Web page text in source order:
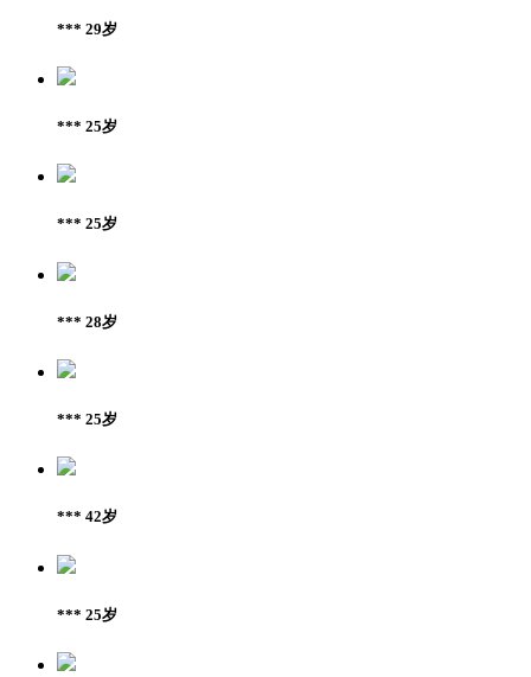
*** 29岁
*** 25岁
*** 25岁
*** 28岁
*** 25岁
*** 42岁
*** 25岁